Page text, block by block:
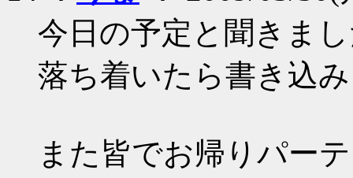
今日の予定と聞きま
落ち着いたら書き込
また皆でお帰りパー